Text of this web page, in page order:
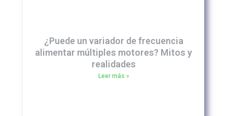
¿Puede un variador de frecuencia
alimentar múltiples motores? Mitos y
realidades
Leer más »